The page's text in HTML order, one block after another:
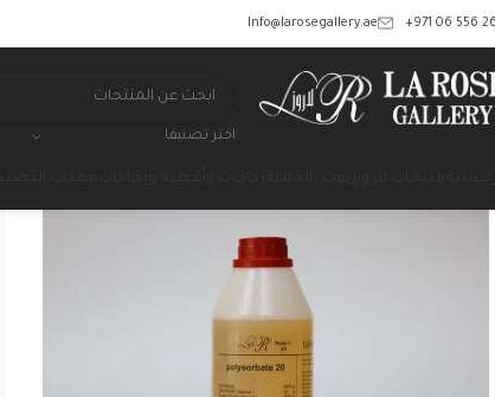
‎+971 06 556
Info@larosegallery.ae
اختر تصنيفا